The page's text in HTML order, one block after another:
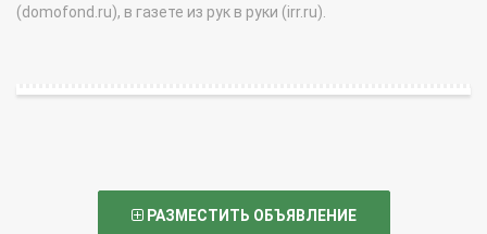
(domofond.ru), в газете из рук в руки (irr.ru).
РАЗМЕСТИТЬ ОБЪЯВЛЕНИЕ